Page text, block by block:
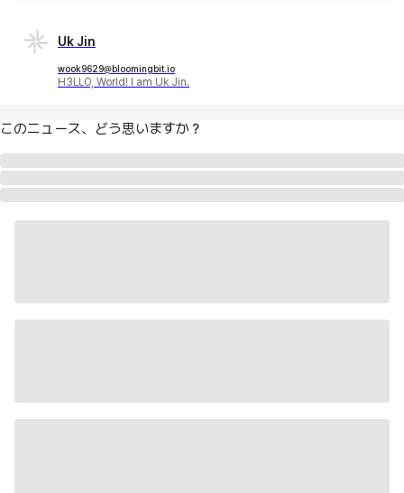
Uk Jin
wook9629@bloomingbit.io
H3LLO, World! I am Uk Jin.
このニュース、どう思いますか？